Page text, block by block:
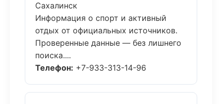
Сахалинск
Информация о спорт и активный
отдых от официальных источников.
Проверенные данные — без лишнего
поиска....
Телефон: +7-933-313-14-96